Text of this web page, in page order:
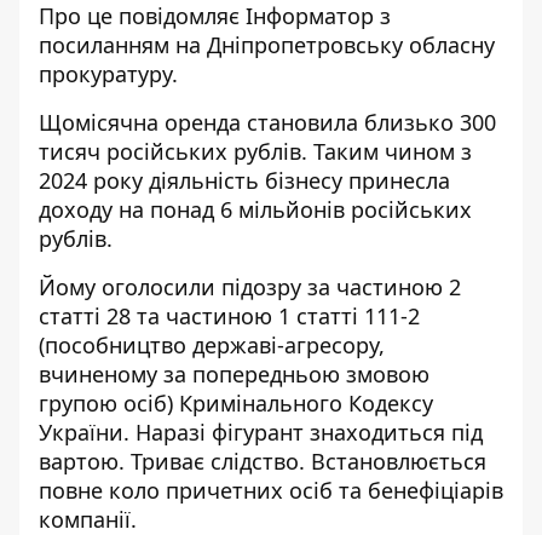
Про це повідомляє Інформатор з
посиланням на Дніпропетровську обласну
прокуратуру.
Щомісячна оренда становила близько 300
тисяч російських рублів. Таким чином з
2024 року діяльність бізнесу принесла
доходу на понад 6 мільйонів російських
рублів.
Йому оголосили підозру за частиною 2
статті 28 та частиною 1 статті 111-2
(пособництво державі-агресору,
вчиненому за попередньою змовою
групою осіб) Кримінального Кодексу
України. Наразі фігурант знаходиться під
вартою. Триває слідство. Встановлюється
повне коло причетних осіб та бенефіціарів
компанії.